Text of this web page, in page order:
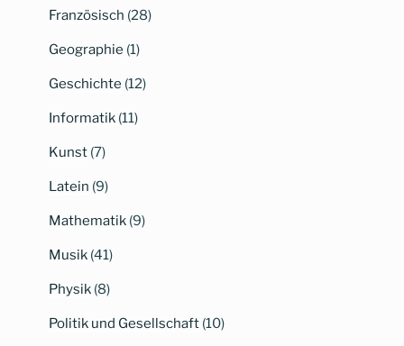
Französisch (28)
Geographie (1)
Geschichte (12)
Informatik (11)
Kunst (7)
Latein (9)
Mathematik (9)
Musik (41)
Physik (8)
Politik und Gesellschaft (10)